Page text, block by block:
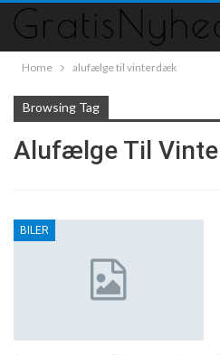
Home alufælge til vinterdæk
Browsing Tag
Alufælge Til
BILER